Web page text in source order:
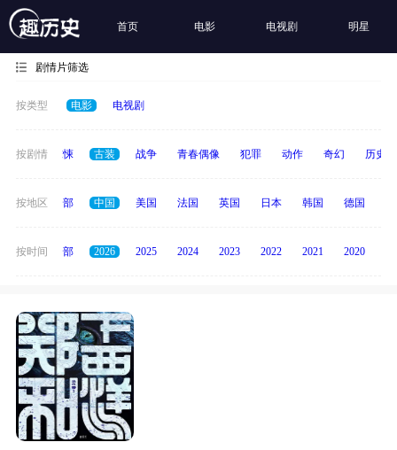
首页 电影 电视剧 明星
剧情片筛选
按类型 电影 电视剧
按剧情
动画 惊悚 古装 战争 青春偶像 犯罪 动作 奇幻 历史
按地区 全部 中国 美国 法国 英国 日本 韩国 德国
按时间 全部 2026 2025 2024 2023 2022 2021 2020